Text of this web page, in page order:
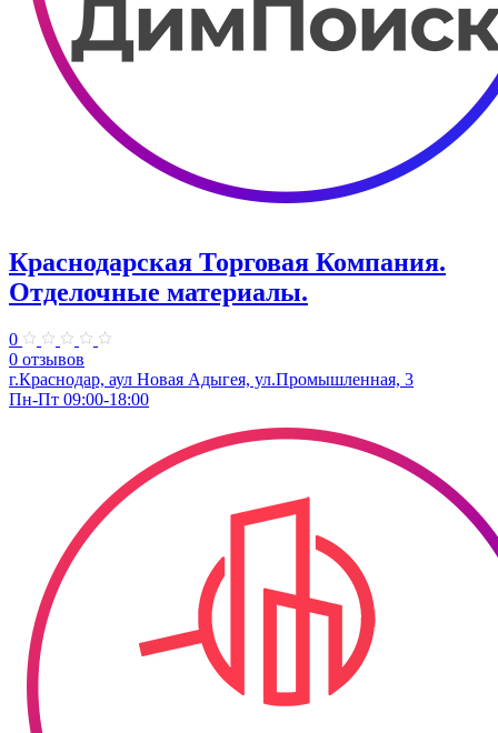
Краснодарская Торговая Компания.
Отделочные материалы.
0
0 отзывов
г.Краснодар, аул Новая Адыгея, ул.Промышленная, 3
Пн-Пт 09:00-18:00